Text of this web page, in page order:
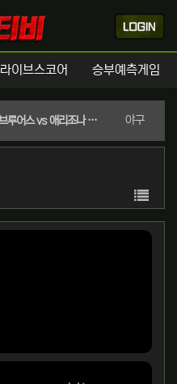
라이브스코어 승부예측게임
2025년 8월 27일 (수) MLB 밀워키 브루어스 vs 애리조나 다이아몬드백스 경기분석 | 실시간 스포츠중계 야구분류
목록